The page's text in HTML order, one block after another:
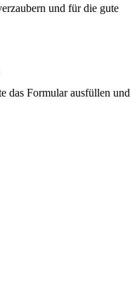
und für die gute
das Formular ausfüllen und